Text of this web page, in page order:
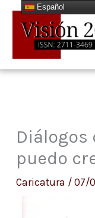
contenido
Diálogos
puedo
Caricatura / 07/
Español